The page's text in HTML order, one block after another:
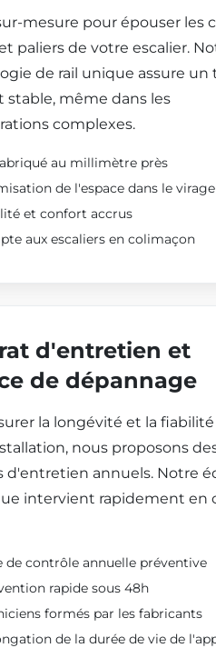
mesure pour épouser les
paliers de votre escalier.
de rail unique assure un
stable, même dans les
complexes.
au millimètre près
de l'espace dans le virage
et confort accrus
aux escaliers en colimaçon
d'entretien et
de dépannage
la longévité et la
nous proposons
d'entretien annuels. Notre
intervient rapidement en
de contrôle annuelle préventive
rapide sous 48h
formés par les fabricants
de la durée de vie de